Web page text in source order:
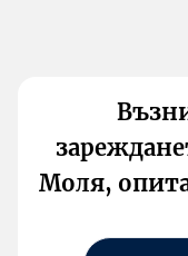
Моля,